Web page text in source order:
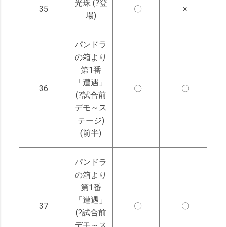
35
光珠 (?登
場)
〇 ×
36
パンドラ
の箱より
第1番
「遭遇」
(?試合前
デモ～ス
テージ)
(前半)
〇 〇
37
パンドラ
の箱より
第1番
「遭遇」
(?試合前
〇 〇